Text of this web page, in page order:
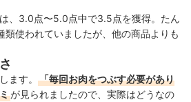
、3.0点〜5.0点中で3.5点を獲得。たん
類使われていましたが、他の商品よりも
ます。
「毎回お肉をつぶす必要があり
が見られましたので、実際はどうなの